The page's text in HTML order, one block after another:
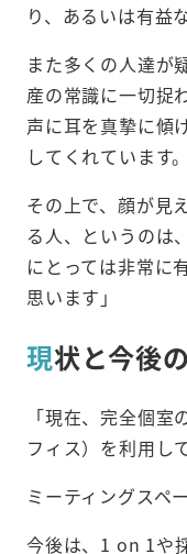
り、あるいは有益
また多くの人達が
産の常識に一切捉
声に耳を真摯に傾
してくれています。
その上で、顔が見
る人、というのは
にとっては非常に
思います」
現状と今後
「現在、完全個
フィス）を利用し
ミーティングスペ
今後は、1 on 1や